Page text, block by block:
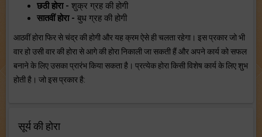
छठी होरा - शुक्र ग्रह की होगी
सातवीं होरा - बुध ग्रह की होगी
आठवीं होरा फिर से चंद्र की होगी और यह क्रम ऐसे ही चलता रहेगा। इस प्रकार जो भी
वार हो उसी वार की होरा से आगे की होरा निकाली जा सकती हैं और अपने कार्य को सफल
बनाने के लिए उसका प्रारंभ किया सकता है। प्रत्येक होरा किसी विशेष कार्य के लिए शुभ
होती है। जो इस प्रकार है:
सूर्य की होरा